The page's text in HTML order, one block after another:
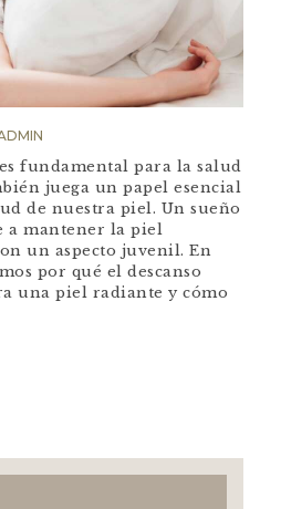
fundamental para la salud
juega un papel esencial
de nuestra piel. Un sueño
a mantener la piel
un aspecto juvenil. En
por qué el descanso
una piel radiante y cómo